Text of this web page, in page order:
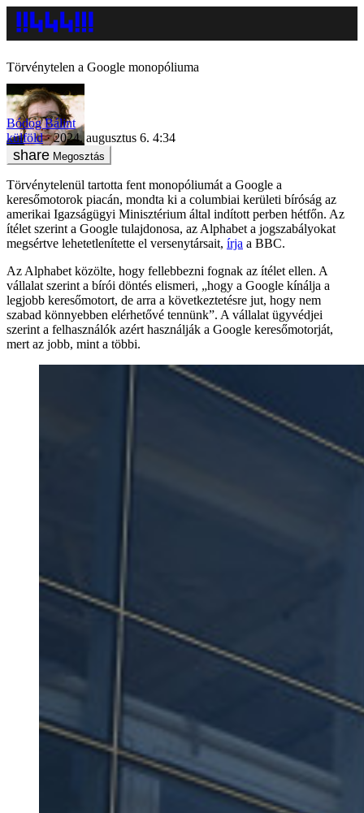
Törvénytelen a Google monopóliuma
Bódog Bálint
külföld
2024. augusztus 6. 4:34
Megosztás
Törvénytelenül tartotta fent monopóliumát a Google a
keresőmotorok piacán, mondta ki a columbiai kerületi bíróság az
amerikai Igazságügyi Minisztérium által indított perben hétfőn. Az
ítélet szerint a Google tulajdonosa, az Alphabet a jogszabályokat
megsértve lehetetlenítette el versenytársait, írja a BBC.
Az Alphabet közölte, hogy fellebbezni fognak az ítélet ellen. A
vállalat szerint a bírói döntés elismeri, „hogy a Google kínálja a
legjobb keresőmotort, de arra a következtetésre jut, hogy nem
szabad könnyebben elérhetővé tennünk”. A vállalat ügyvédjei
szerint a felhasználók azért használják a Google keresőmotorját,
mert az jobb, mint a többi.